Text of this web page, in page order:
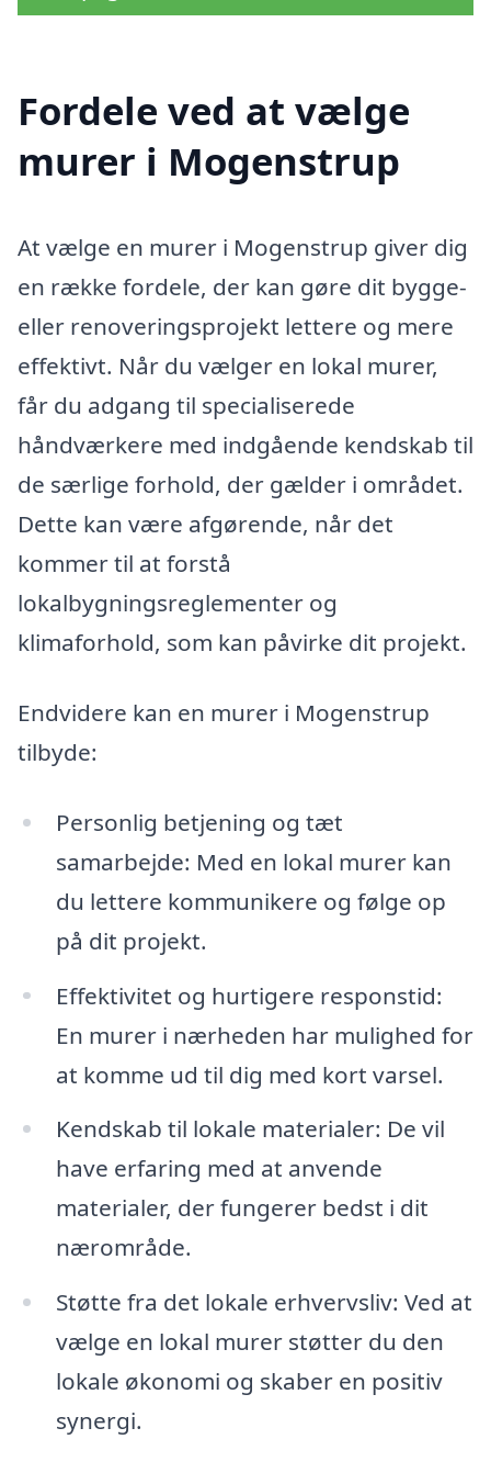
Fordele ved at vælge
murer i Mogenstrup
At vælge en murer i Mogenstrup giver dig
en række fordele, der kan gøre dit bygge-
eller renoveringsprojekt lettere og mere
effektivt. Når du vælger en lokal murer,
får du adgang til specialiserede
håndværkere med indgående kendskab til
de særlige forhold, der gælder i området.
Dette kan være afgørende, når det
kommer til at forstå
lokalbygningsreglementer og
klimaforhold, som kan påvirke dit projekt.
Endvidere kan en murer i Mogenstrup
tilbyde:
Personlig betjening og tæt
samarbejde: Med en lokal murer kan
du lettere kommunikere og følge op
på dit projekt.
Effektivitet og hurtigere responstid:
En murer i nærheden har mulighed for
at komme ud til dig med kort varsel.
Kendskab til lokale materialer: De vil
have erfaring med at anvende
materialer, der fungerer bedst i dit
nærområde.
Støtte fra det lokale erhvervsliv: Ved at
vælge en lokal murer støtter du den
lokale økonomi og skaber en positiv
synergi.